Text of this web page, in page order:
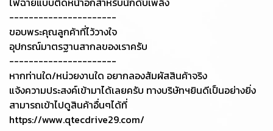
----------------------
ขอบพระคุณลูกค้าที่ไว้วางใจ
อุปกรณ์มาตรฐานสากลของเราครับ
----------------------
หากท่านใด/หน่วยงานใด อยากลองสัมผัสสินค้าจริง
แจ้งความประสงค์เข้ามาได้เลยครับ ทางบริษัทฯยินดีเป็นอย่างยิ่ง
สามารถเข้าไปดูสินค้าอื่นๆได้ที่
https://www.qtecdrive29.com/